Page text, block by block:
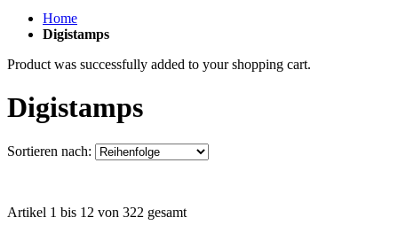
Home
Digistamps
Product was successfully added to your shopping cart.
Digistamps
Sortieren nach:
Artikel 1 bis 12 von 322 gesamt